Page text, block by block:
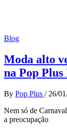
Blog
Moda alto
na Pop
By Pop Plus / 26/
Nem só de
a preocupação